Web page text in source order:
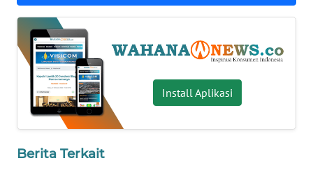
Install Aplikasi
Berita Terkait
NTB
WN
SULTENG
WN